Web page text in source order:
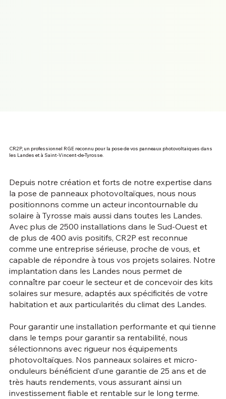
CR2P, un professionnel RGE reconnu pour la pose de vos panneaux photovoltaiques dans
les Landes et à Saint-Vincent-de-Tyrosse.
Depuis notre création et forts de notre expertise dans
la pose de panneaux photovoltaïques, nous nous
positionnons comme un acteur incontournable du
solaire à Tyrosse mais aussi dans toutes les Landes.
Avec plus de 2500 installations dans le Sud-Ouest et
de plus de 400 avis positifs, CR2P est reconnue
comme une entreprise sérieuse, proche de vous, et
capable de répondre à tous vos projets solaires. Notre
implantation dans les Landes nous permet de
connaître par coeur le secteur et de concevoir des kits
solaires sur mesure, adaptés aux spécificités de votre
habitation et aux particularités du climat des Landes.
Pour garantir une installation performante et qui tienne
dans le temps pour garantir sa rentabilité, nous
sélectionnons avec rigueur nos équipements
photovoltaïques. Nos panneaux solaires et micro-
onduleurs bénéficient d’une garantie de 25 ans et de
très hauts rendements, vous assurant ainsi un
investissement fiable et rentable sur le long terme.